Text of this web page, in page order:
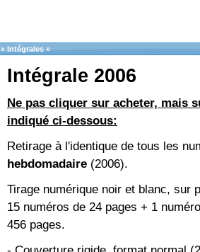
» Intégrales »
Intégrale 2006
Ne pas cliquer sur acheter, mais
indiqué ci-dessous:
Retirage à l'identique de tous les
hebdomadaire (2006).
Tirage numérique noir et blanc, sur
15 numéros de 24 pages + 1
456 pages.